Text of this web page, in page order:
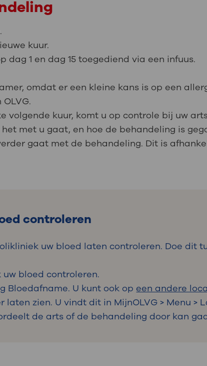
kuur.
1 en dag 15 toegediend via een infuus.
omdat er een kleine kans is op een
volgende kuur, komt u op controle bij uw
met u gaat, en hoe de behandeling is
gaat met de behandeling. Dit is
controleren
uw bloed laten controleren. Doe dit
uw bloed controleren.
Bloedafname. U kunt ook op een andere
zien. U vindt dit in MijnOLVG > Menu >
de arts of de behandeling door kan